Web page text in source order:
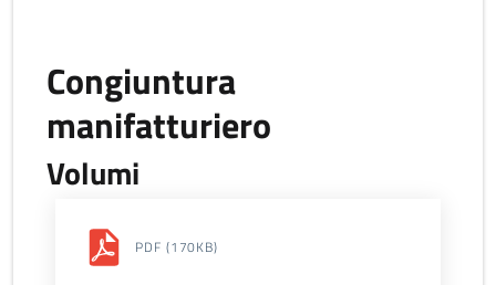
Congiuntura
manifatturiero
Volumi
PDF (170KB)